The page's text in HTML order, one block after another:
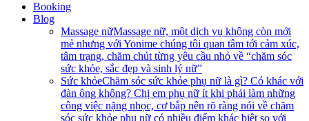
Booking
Blog
Massage nữMassage nữ, một dịch vụ không còn mới
mẻ nhưng với Yonime chúng tôi quan tâm tới cảm xúc,
tâm trạng, chăm chút từng yêu cầu nhỏ về “chăm sóc
sức khỏe, sắc đẹp và sinh lý nữ”
Sức khỏeChăm sóc sức khỏe phụ nữ là gì? Có khác với
đàn ông không? Chị em phụ nữ ít khi phải làm những
công việc nặng nhọc, cơ bắp nên rõ ràng nói về chăm
sóc sức khỏe phụ nữ có nhiều điểm khác biệt so với